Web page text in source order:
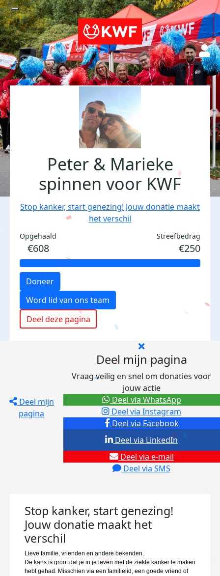
Peter & Marieke
spinnen voor KWF
Stop kanker, start genezing! Jouw donatie maakt
het verschil
Opgehaald
€608
Streefbedrag
€250
Doneer
Word lid van ons team
Deel deze pagina
Deel mijn
pagina
Deel mijn pagina
Vraag veilig en snel om donaties voor
jouw actie
Deel via Facebook
Deel via Instagram
Deel via e-mail
Deel via SMS
Deel via LinkedIn
Deel via WhatsApp
Stop kanker, start genezing!
Jouw donatie maakt het
verschil
Lieve familie, vrienden en andere bekenden.
De kans is groot dat je in je leven met de ziekte kanker te maken
hebt gehad. Misschien via een familielid, een goede vriend of